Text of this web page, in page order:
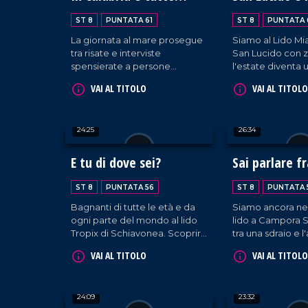
bello!
ST 8 PUNTATA 61
La giornata al mare prosegue
tra risate e interviste
spensierate a persone
oltre. Con la sua
anche a San Lucido,
contagiando tutti con il suo
sorriso.
VAI AL TITOLO
del mondo
ST 8 PUNTATA
Siamo al Lido
San Lucido con
l'estate diventa
provenienti da
nostre spiagge.
VAI AL TITOLO
24:25
E tu di dove sei?
ST 8 PUNTATA 56
Bagnanti di tutte le età e da
ogni parte del mondo al lido
Tropix di Schiavonea. Scoprire
da ragazzi per zio Pino!
VAI AL TITOLO
26:34
Sai parlare
ST 8 PUNTATA
Siamo ancora
lido a Campora
tra una sdraio e
tutta Italia e non
VAI AL TITOLO
24:09 23:32